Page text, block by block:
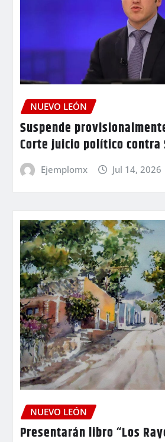
NUEVO LEÓN
Suspende
Corte juicio político contra
Ejemplomx Jul 14, 2026
NUEVO LEÓN
Presentarán libro “Los